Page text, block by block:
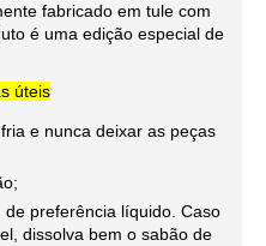
fabricado em tule com
é uma edição especial de
úteis
e nunca deixar as peças
de preferência líquido. Caso
dissolva bem o sabão de